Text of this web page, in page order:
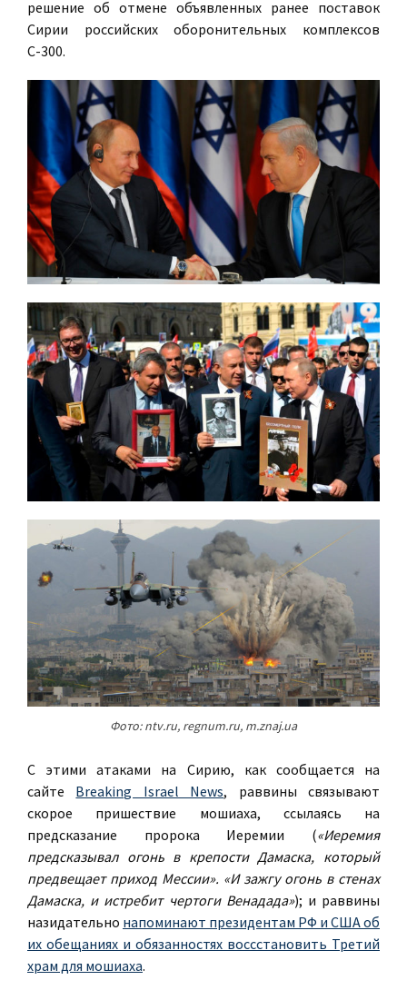
решение об отмене объявленных ранее поставок
Сирии российских оборонительных комплексов
С-300.
Фото: ntv.ru, regnum.ru, m.znaj.ua
С этими атаками на Сирию, как сообщается на
сайте Breaking Israel News, раввины связывают
скорое пришествие мошиаха, ссылаясь на
предсказание пророка Иеремии («Иеремия
предсказывал огонь в крепости Дамаска, который
предвещает приход Мессии». «И зажгу огонь в стенах
Дамаска, и истребит чертоги Венадада»); и раввины
назидательно напоминают президентам РФ и США об
их обещаниях и обязанностях воссстановить Третий
храм для мошиаха.